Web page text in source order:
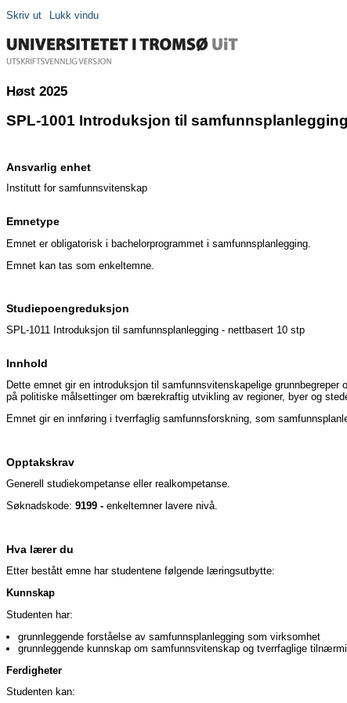
Skriv ut Lukk vindu
Høst 2025
SPL-1001 Introduksjon til
Ansvarlig enhet
Institutt for samfunnsvitenskap
Emnetype
Emnet er obligatorisk i bachelorprogrammet i samfunnsplanlegging.
Emnet kan tas som enkeltemne.
Studiepoengreduksjon
SPL-1011 Introduksjon til samfunnsplanlegging - nettbasert 10 stp
Innhold
Dette emnet gir en introduksjon til samfunnsvitenskapelige
på politiske målsettinger om bærekraftig utvikling av regioner, byer og
Emnet gir en innføring i tverrfaglig samfunnsforskning, som
Opptakskrav
Generell studiekompetanse eller realkompetanse.
Søknadskode: 9199 - enkeltemner lavere nivå.
Hva lærer du
Etter bestått emne har studentene følgende læringsutbytte:
Kunnskap
Studenten har:
grunnleggende forståelse av samfunnsplanlegging som virksomhet
grunnleggende kunnskap om samfunnsvitenskap og tverrfaglige
Ferdigheter
Studenten kan: